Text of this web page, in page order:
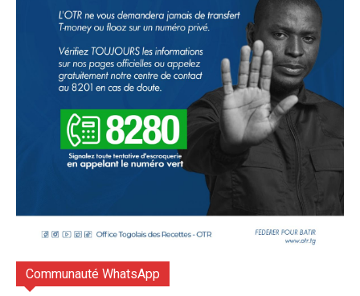
Communauté WhatsApp